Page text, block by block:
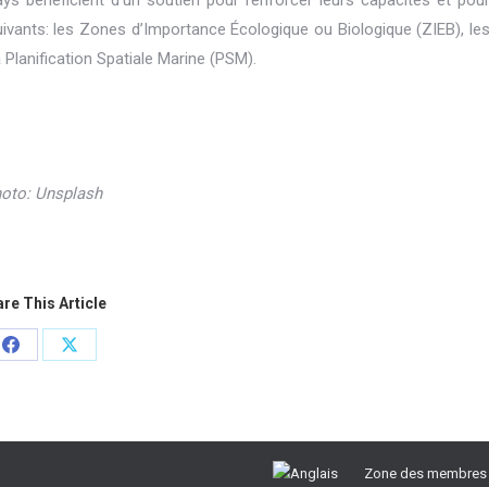
les Zones d’Importance Écologique ou Biologique (ZIEB), les
Spatiale Marine (PSM).
Unsplash
This Article
PartagerPartager
Zone des membres